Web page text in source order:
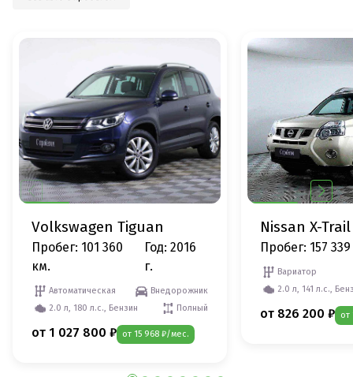
Volkswagen Tiguan
Пробег: 101 360
км.
Год: 2016
г.
Автоматическая
Внедорожник
2.0 л, 180 л.с., Бензин
Полный
от 1 027 800 ₽ от 15 968 ₽/мес.
Nissan X-Trail
Пробег: 157
Вариатор
2.0 л, 141 л.с.,
от 826 200 ₽ от